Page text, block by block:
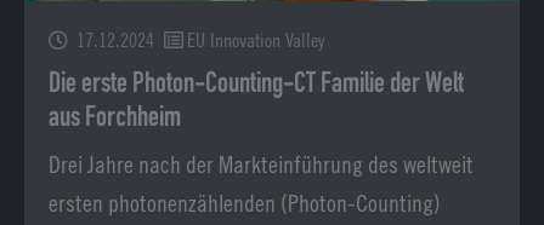
17.12.2024 EU Innovation Valley
Die erste Photon-Counting-CT Familie der Welt
aus Forchheim
Drei Jahre nach der Markteinführung des weltweit
ersten photonenzählenden (Photon-Counting)